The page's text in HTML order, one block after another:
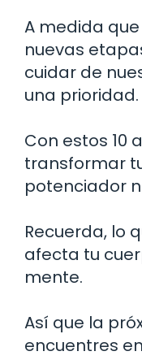
A medida
nuevas
cuidar de
una prioridad.
Con estos 10
transformar
potenciador
Recuerda, lo
afecta tu
mente.
Así que la
encuentres